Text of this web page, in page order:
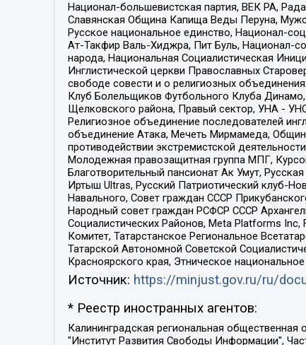
Национал-большевистская партия, ВЕК РА,
Славянская Община Капища Веды Перуна,
Русское национальное единство, Национал-
Ат-Такфир Валь-Хиджра, Пит Буль, Национал-
народа, Национальная Социалистическая
Инглистической церкви Православных
свободе совести и о религиозных
Клуб Болельщиков Футбольного Клуба
Щелковского района, Правый сектор, УНА -
Религиозное объединение последователей
объединение Атака, Мечеть Мирмамеда,
противодействии экстремистской
Молодежная правозащитная группа МПГ,
Благотворительный пансионат Ак Умут,
Иртыш Ultras, Русский Патриотический клуб-
Навального, Совет граждан СССР
Народный совет граждан РСФСР СССР
Социалистических Районов, Meta Platforms
Комитет, Татарстанское Региональное
Татарской Автономной Советской
Красноярского края, Этническое
Источник: https://minjust.gov.ru/ru/
* Реестр иностранных агентов:
Калининградская региональная общественная организация "Экозащита!-Женсовет", Фонд содействия защите прав и свобод граждан "Общественный вердикт", Фонд "Институт Развития Свободы Информации", Частное учреждение "Информационное агентство МЕМО. РУ", Региональная общественная организация "Общественная комиссия по сохранению наследия академика Сахарова", Фонд поддержки свободы прессы, Санкт-Петербургская общественная правозащитная организация "Гражданский контроль", Межрегиональная общественная организация "Информационно-просветительский центр "Мемориал", Региональный Фонд "Центр Защиты Прав Средств Массовой Информации", с 05.12.2023 Фонд "Центр Защиты Прав Средств массовой информации", Региональная общественная благотворительная организация помощи беженцам и мигрантам "Гражданское содействие", Негосударственное образовательное учреждение дополнительного профессионального образования (повышение квалификации) специалистов "АКАДЕМИЯ ПО ПРАВАМ ЧЕЛОВЕКА", Свердловская региональная общественная организация "Сутяжник", Автономная некоммерческая организация "Центр независимых социологических исследований", Союз общественных объединений "Российский исследовательский центр по правам человека", Региональное общественное учреждение научно-информационный центр "МЕМОРИАЛ", Некоммерческая организация "Фонд защиты гласности", Автономная некоммерческая организация "Институт прав человека", Городская общественная организация "Екатеринбургское общество "МЕМОРИАЛ", Городская общественная организация "Рязанское историко-просветительское и правозащитное общество "Мемориал" (Рязанский Мемориал), Челябинский региональный орган общественной самодеятельности – женское общественное объединение "Женщины Евразии", Челябинский региональный орган общественной самодеятельности "Уральская правозащитная группа", Фонд содействия защите здоровья и социальной справедливости имени Андрея Рылькова, Автономная Некоммерческая Организация "Аналитический Центр Юрия Левады", Автономная некоммерческая организация социальной поддержки населения "Проект Апрель", Региональная общественная организация помощи женщинам и детям, находящимся в кризисной ситуации "Информационно-методический центр "Анна", Фонд содействия развитию массовых коммуникаций и правовому просвещению "Так-так-Так", Фонд содействия устойчивому развитию "Серебряная тайга", Свердловский региональный общественный фонд социальных проектов "Новое время", "Idel.Реалии", Кавказ.Реалии, Крым.Реалии, Телеканал Настоящее Время, Татаро-башкирская служба Радио Свобода (Azatliq Radiosi), Радио Свободная Европа/Радио Свобода (PCE/PC), "Сибирь.Реалии", "Фактограф", Благотворительный фонд помощи осужденным и их семьям, Автономная некоммерческая организация "Институт глобализации и социальных движений", Фонд "В защиту прав